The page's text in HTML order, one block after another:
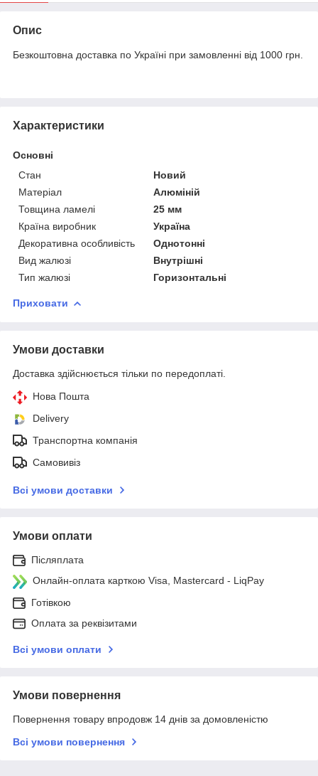
Опис
Безкоштовна доставка по Україні при замовленні від 1000 грн.
Характеристики
Основні
Стан
Новий
Матеріал
Алюміній
Товщина ламелі
25 мм
Країна виробник
Україна
Декоративна особливість
Однотонні
Вид жалюзі
Внутрішні
Тип жалюзі
Горизонтальні
Приховати
Умови доставки
Доставка здійснюється тільки по передоплаті.
Нова Пошта
Delivery
Транспортна компанія
Самовивіз
Всі умови доставки
Умови оплати
Післяплата
Онлайн-оплата карткою Visa, Mastercard - LiqPay
Готівкою
Оплата за реквізитами
Всі умови оплати
Умови повернення
Повернення товару впродовж 14 днів за домовленістю
Всі умови повернення